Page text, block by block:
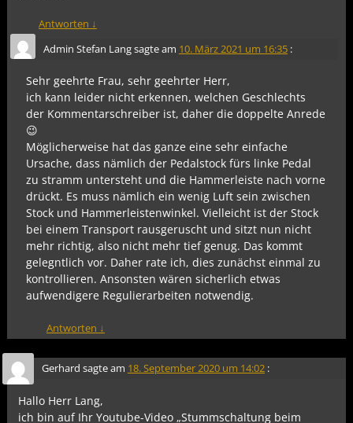
Antworten ↓
Admin Stefan Langsagte am 10. März 2021 um 16:35 :
Sehr geehrte Frau, sehr geehrter Herr,
ich kann leider nicht erkennen, welchen Geschlechts
der Kommentarschreiber ist, daher die doppelte Anrede
😉
Möglicherweise hat das ganze eine sehr einfache
Ursache, dass nämlich der Pedalstock fürs linke Pedal
zu stramm untersteht und die Hammerleiste nach vorne
drückt. Es muss nämlich ein wenig Luft sein zwischen
Stock und Hammerleistenwinkel. Vielleicht ist der Stock
bei einem Transport rausgeruscht und sitzt nun nicht
mehr richtig, also nicht mehr tief genug. Das kommt
gelegntlich vor. Daher rate ich, dies zunächst einmal zu
kontrollieren. Ansonsten wären sicherlich etwas
aufwendigere Regulierarbeiten notwendig.
Antworten ↓
Gerhard sagte am 18. September 2020 um 14:02 :
Hallo Herr Lang,
ich bin auf Ihr Youtube-Video „Stummschaltung beim